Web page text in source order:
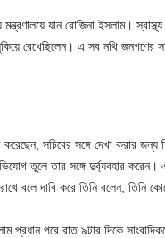
যান রোজিনা ইসলাম। স্বাস্থ্য
রেখেছিলেন। এ সব নথি জনগণের
করেছেন, সচিবের সঙ্গে দেখা করার
তুলে তার সঙ্গে দুর্ব্যবহার
বলে দাবি করে তিনি বলেন, তিনি
প্রধান পরে রাত ৯টার দিকে